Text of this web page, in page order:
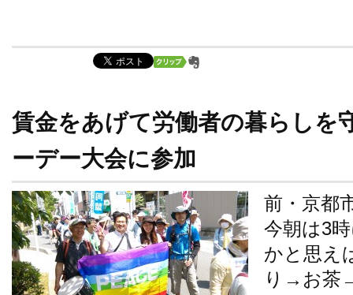
賃金をあげて労働者の暮らしを
ーデー大会に参加
前・京都
今朝は3
かと思え
り→お茶